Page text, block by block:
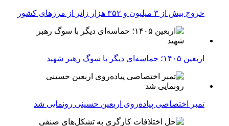
خروج بیش از ۳ میلیون و ۳۵۲ هزار زائر از مرزهای کشور
اربعین ۱۴۰۵؛ حماسه‌ای دیگر با سوگ رهبر شهید
تمبر اختصاصی پیاده‌روی اربعین حسینی رونمایی شد